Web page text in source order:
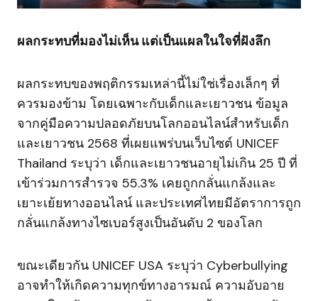
ผลกระทบที่มองไม่เห็น แต่เป็นแผลในใจที่ฝังลึก
ผลกระทบของพฤติกรรมเหล่านี้ไม่ใช่เรื่องเล็กๆ ที่
ควรมองข้าม โดยเฉพาะกับเด็กและเยาวชน ข้อมูล
จากคู่มือความปลอดภัยบนโลกออนไลน์สำหรับเด็ก
และเยาวชน 2568 ที่เผยแพร่บนเว็บไซต์ UNICEF
Thailand ระบุว่า เด็กและเยาวชนอายุไม่เกิน 25 ปี ที่
เข้าร่วมการสำรวจ 55.3% เคยถูกกลั่นแกล้งและ
เยาะเย้ยทางออนไลน์ และประเทศไทยมีอัตราการถูก
กลั่นแกล้งทางไซเบอร์สูงเป็นอันดับ 2 ของโลก
ขณะเดียวกัน UNICEF USA ระบุว่า Cyberbullying
อาจทำให้เกิดความทุกข์ทางอารมณ์ ความอับอาย